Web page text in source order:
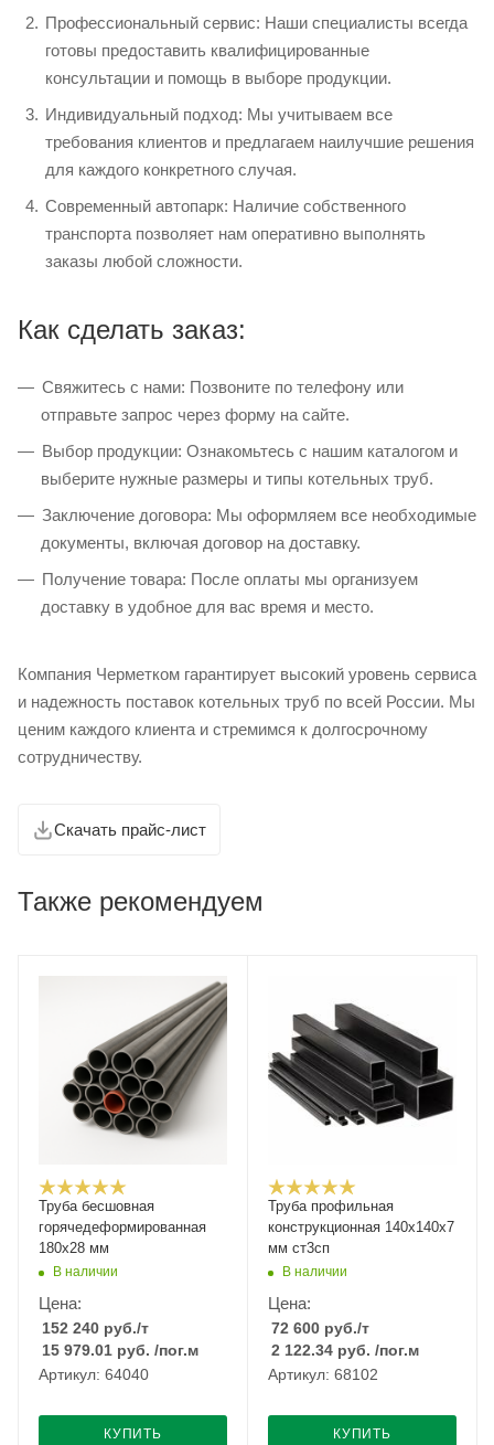
Профессиональный сервис: Наши специалисты всегда
готовы предоставить квалифицированные
консультации и помощь в выборе продукции.
Индивидуальный подход: Мы учитываем все
требования клиентов и предлагаем наилучшие решения
для каждого конкретного случая.
Современный автопарк: Наличие собственного
транспорта позволяет нам оперативно выполнять
заказы любой сложности.
Как сделать заказ:
Свяжитесь с нами: Позвоните по телефону или
отправьте запрос через форму на сайте.
Выбор продукции: Ознакомьтесь с нашим каталогом и
выберите нужные размеры и типы котельных труб.
Заключение договора: Мы оформляем все необходимые
документы, включая договор на доставку.
Получение товара: После оплаты мы организуем
доставку в удобное для вас время и место.
Компания Черметком гарантирует высокий уровень сервиса
и надежность поставок котельных труб по всей России. Мы
ценим каждого клиента и стремимся к долгосрочному
сотрудничеству.
Скачать прайс-лист
Также рекомендуем
Труба бесшовная
горячедеформированная
180х28 мм
В наличии
Цена:
152 240 руб./т
15 979.01 руб. /пог.м
Артикул: 64040
КУПИТЬ
Труба профильная
конструкционная 140х140х7
мм ст3сп
В наличии
Цена:
72 600 руб./т
2 122.34 руб. /пог.м
Артикул: 68102
КУПИТЬ